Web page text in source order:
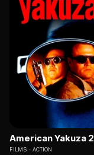
American Yakuza 2
FILMS ACTION